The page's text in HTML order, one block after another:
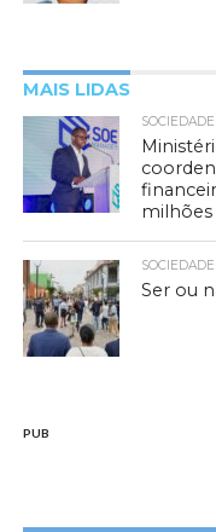
MAIS LIDAS
SOCIEDADE
milhões
SOCIEDADE
Ser ou
PUB